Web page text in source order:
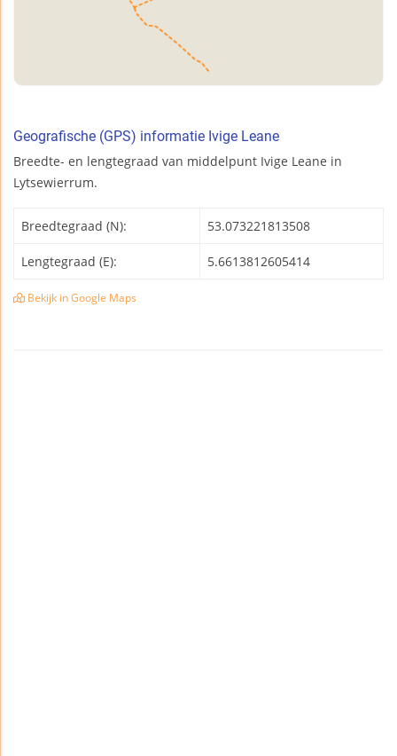
Geografische (GPS) informatie Ivige Leane
Breedte- en lengtegraad van middelpunt Ivige Leane in
Lytsewierrum.
Breedtegraad (N): 53.073221813508
Lengtegraad (E): 5.6613812605414
Bekijk in Google Maps